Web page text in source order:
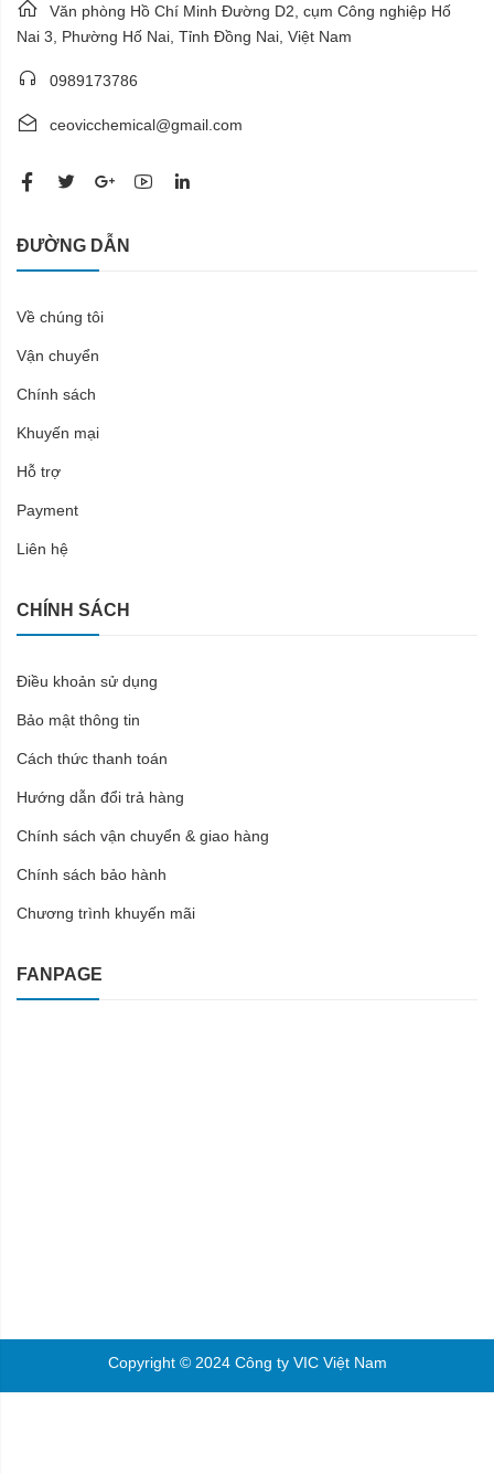
Văn phòng Hồ Chí Minh Đường D2, cụm Công nghiệp Hố
Nai 3, Phường Hố Nai, Tỉnh Đồng Nai, Việt Nam
0989173786
ceovicchemical@gmail.com
ĐƯỜNG DẪN
Về chúng tôi
Vận chuyển
Chính sách
Khuyến mại
Hỗ trợ
Payment
Liên hệ
CHÍNH SÁCH
Điều khoản sử dụng
Bảo mật thông tin
Cách thức thanh toán
Hướng dẫn đổi trả hàng
Chính sách vận chuyển & giao hàng
Chính sách bảo hành
Chương trình khuyến mãi
FANPAGE
Copyright © 2024 Công ty VIC Việt Nam